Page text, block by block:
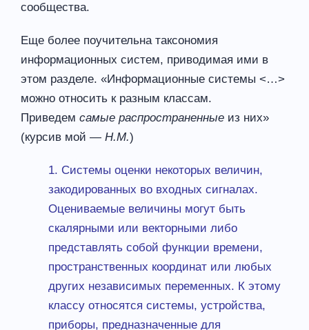
сообщества.
Еще более поучительна таксономия
информационных систем, приводимая ими в
этом разделе. «Информационные системы <…>
можно относить к разным классам.
Приведем самые распространенные из них»
(курсив мой — Н.М.)
1. Системы оценки некоторых величин,
закодированных во входных сигналах.
Оцениваемые величины могут быть
скалярными или векторными либо
представлять собой функции времени,
пространственных координат или любых
других независимых переменных. К этому
классу относятся системы, устройства,
приборы, предназначенные для